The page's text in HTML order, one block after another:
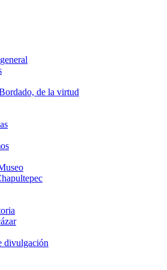
de la virtud
divulgación